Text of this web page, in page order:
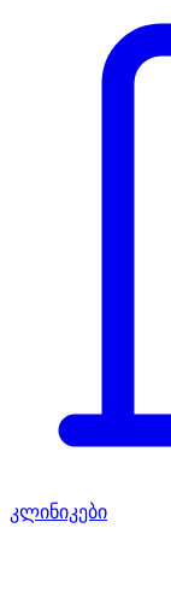
კლინიკები